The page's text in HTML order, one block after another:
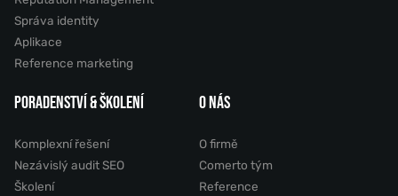
Správa identity
Aplikace
Reference marketing
PORADENSTVÍ & ŠKOLENÍ
Komplexní řešení
Nezávislý audit SEO
Školení
O NÁS
O firmě
Comerto tým
Reference